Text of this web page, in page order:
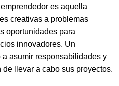
es aquella
creativas a problemas
oportunidades para
innovadores. Un
asumir responsabilidades y
llevar a cabo sus proyectos.